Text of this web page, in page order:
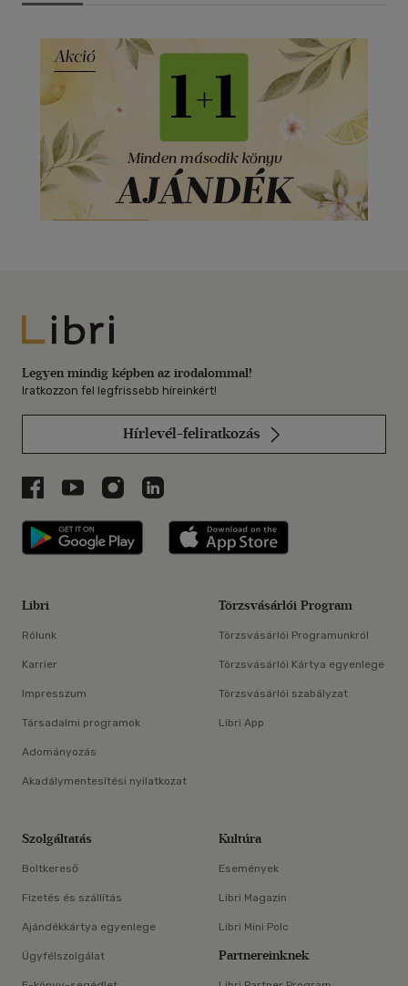
Libri
Legyen mindig képben az irodalommal!
Iratkozzon fel legfrissebb híreinkért!
Hírlevél-feliratkozás
Libri a Facebookon
Libri a Youtube-on
Libri az Instagramon
Libri a LinkedInen
Libri applikáció Szerezd meg: Google
Libri
Rólunk
Karrier
Impresszum
Társadalmi programok
Adományozás
Akadálymentesítési nyilatkozat
Törzsvásárlói Program
Törzsvásárlói Programunkról
Törzsvásárlói Kártya egyenlege
Törzsvásárlói szabályzat
Libri App
Szolgáltatás
Boltkereső
Fizetés és szállítás
Ajándékkártya egyenlege
Ügyfélszolgálat
Kultúra
Események
Libri Magazin
Libri Mini Polc
Partnereinknek